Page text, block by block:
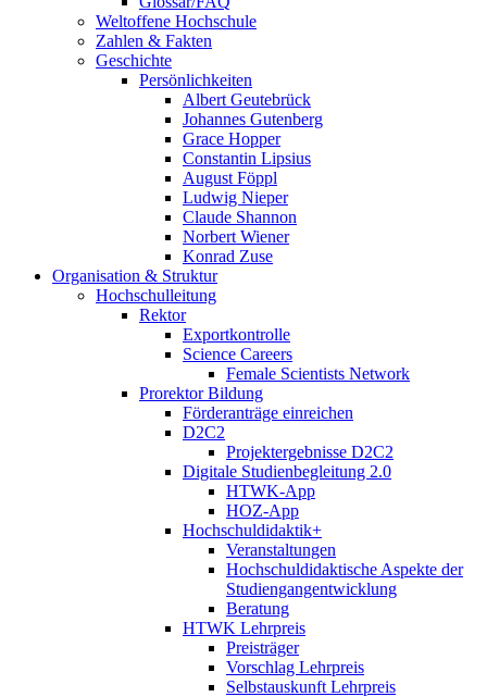
Weltoffene Hochschule
Zahlen & Fakten
Geschichte
Persönlichkeiten
Albert Geutebrück
Johannes Gutenberg
Grace Hopper
Constantin Lipsius
August Föppl
Ludwig Nieper
Claude Shannon
Norbert Wiener
Konrad Zuse
Organisation & Struktur
Hochschulleitung
Rektor
Exportkontrolle
Science Careers
Female Scientists Network
Prorektor Bildung
Förderanträge einreichen
D2C2
Projektergebnisse D2C2
Digitale Studienbegleitung 2.0
HTWK-App
HOZ-App
Hochschuldidaktik+
Veranstaltungen
Hochschuldidaktische Aspekte der
Studiengangentwicklung
Beratung
HTWK Lehrpreis
Preisträger
Vorschlag Lehrpreis
Selbstauskunft Lehrpreis